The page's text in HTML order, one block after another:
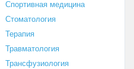
Спортивная медицина
Стоматология
Терапия
Травматология
Трансфузиология